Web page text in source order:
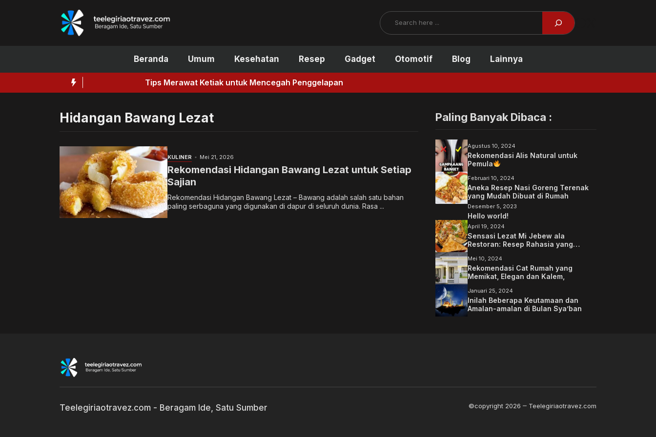
Search Facebook
Beranda Umum Kesehatan Resep Gadget Otomotif Blog Lainnya
Tips Merawat Ketiak untuk Mencegah Penggelapan
Hidangan Bawang Lezat
KULINER Mei 21, 2026
Rekomendasi Hidangan Bawang Lezat untuk Setiap
Sajian
Rekomendasi Hidangan Bawang Lezat – Bawang adalah salah satu bahan
paling serbaguna yang digunakan di dapur di seluruh dunia. Rasa ...
Paling Banyak Dibaca :
Agustus 10, 2024
Rekomendasi Alis Natural untuk
Pemula
Februari 10, 2024
Aneka Resep Nasi Goreng Terenak
yang Mudah Dibuat di Rumah
Desember 5, 2023
Hello world!
April 19, 2024
Sensasi Lezat Mi Jebew ala
Restoran: Resep Rahasia yang
Mei 10, 2024
Rekomendasi Cat Rumah yang
Memikat, Elegan dan Kalem,
Januari 25, 2024
Inilah Beberapa Keutamaan dan
Amalan-amalan di Bulan Sya’ban
Teelegiriaotravez.com - Beragam Ide, Satu Sumber ©copyright 2026 Teelegiriaotravez.com